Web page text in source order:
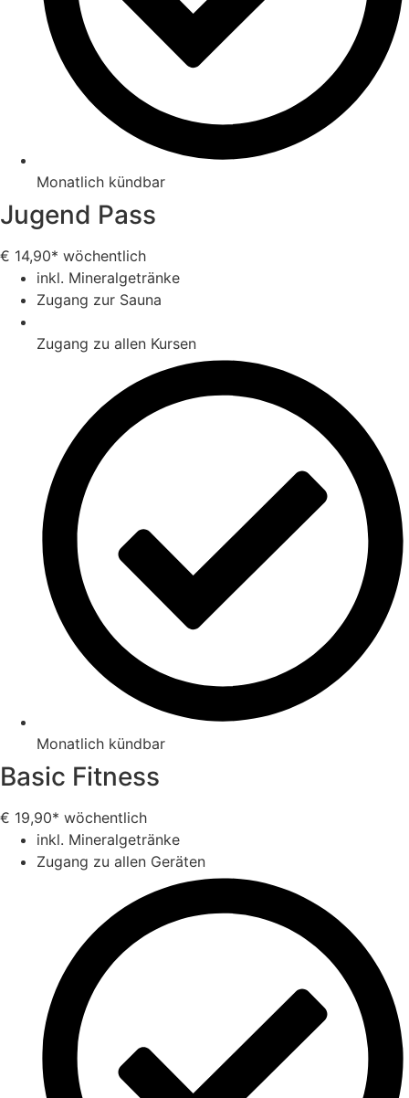
Monatlich kündbar
Jugend Pass
€ 14,90* wöchentlich
inkl. Mineralgetränke
Zugang zur Sauna
Zugang zu allen Kursen
Monatlich kündbar
Basic Fitness
€ 19,90* wöchentlich
inkl. Mineralgetränke
Zugang zu allen Geräten